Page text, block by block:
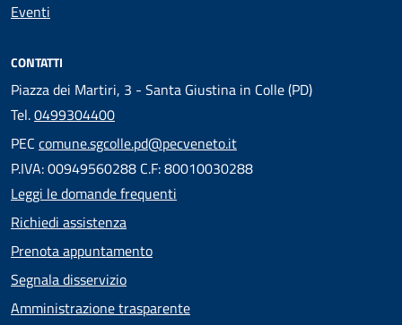
Eventi
CONTATTI
Piazza dei Martiri, 3 - Santa Giustina in Colle (PD)
Tel.0499304400
PEC comune.sgcolle.pd@pecveneto.it
P.IVA: 00949560288 C.F: 80010030288
Leggi le domande frequenti
Richiedi assistenza
Prenota appuntamento
Segnala disservizio
Amministrazione trasparente